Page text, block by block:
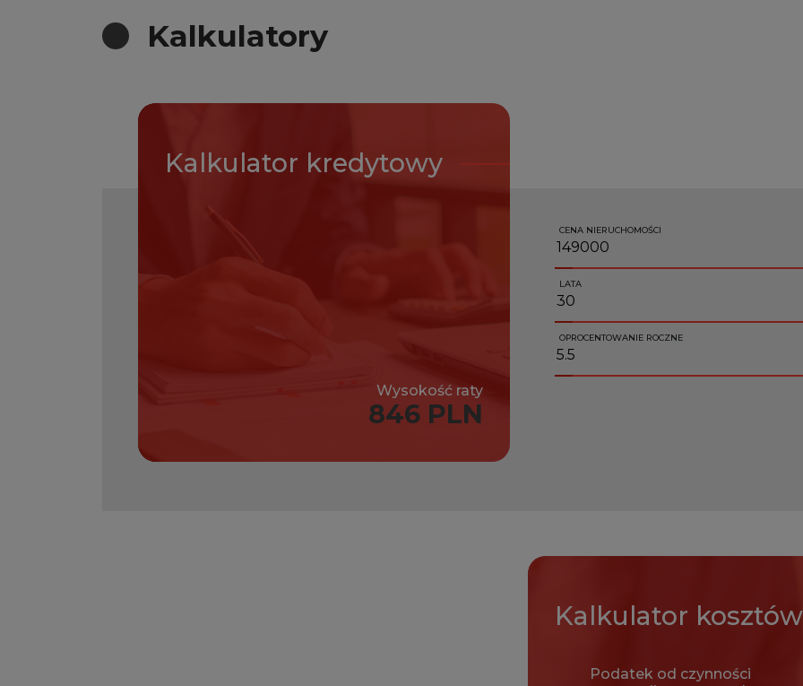
Kalkulatory
Kalkulator kredytowy
Wysokość raty
846 PLN
CENA NIERUCHOMOŚCI
LATA
OPROCENTOWANIE ROCZNE
Kalkulator kosztów
Podatek od czynności